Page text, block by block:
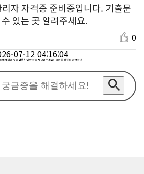
자 자격증 준비중입니다. 기출문
있는 곳 알려주세요.
0
07-12 04:16:04
데 대학은 무슨 과를 나와야 하는지 알려주세요! : 궁금증 해결은 궁금하넷